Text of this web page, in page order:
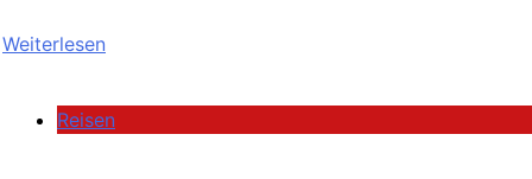
Weiterlesen
Reisen